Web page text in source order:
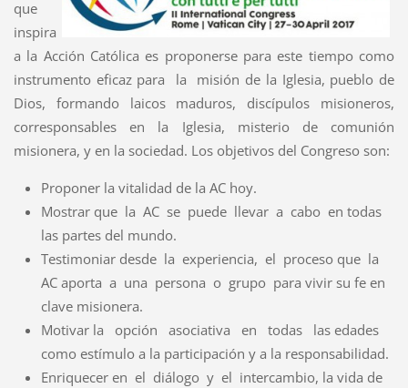
que
inspira
a la Acción Católica es proponerse para este tiempo como
instrumento eficaz para la misión de la Iglesia, pueblo de
Dios, formando laicos maduros, discípulos misioneros,
corresponsables en la Iglesia, misterio de comunión
misionera, y en la sociedad. Los objetivos del Congreso son:
Proponer la vitalidad de la AC hoy.
Mostrar que la AC se puede llevar a cabo en todas
las partes del mundo.
Testimoniar desde la experiencia, el proceso que la
AC aporta a una persona o grupo para vivir su fe en
clave misionera.
Motivar la opción asociativa en todas las edades
como estímulo a la participación y a la responsabilidad.
Enriquecer en el diálogo y el intercambio, la vida de